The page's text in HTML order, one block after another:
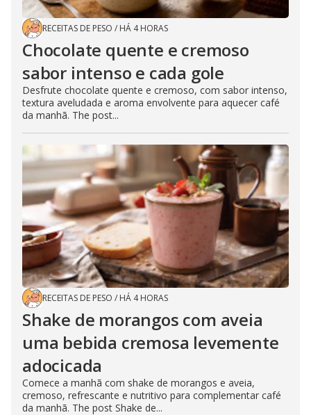
RECEITAS DE PESO / HÁ 4 HORAS
Chocolate quente e cremoso
sabor intenso e cada gole
Desfrute chocolate quente e cremoso, com sabor intenso,
textura aveludada e aroma envolvente para aquecer café
da manhã. The post...
RECEITAS DE PESO / HÁ 4 HORAS
Shake de morangos com aveia
uma bebida cremosa levemente
adocicada
Comece a manhã com shake de morangos e aveia,
cremoso, refrescante e nutritivo para complementar café
da manhã. The post Shake de...